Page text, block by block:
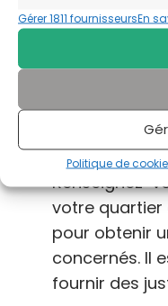
Gérer 1811 fournisseursEn
Politique de
plusieurs solutions
accéder à des
Les
Certaines
proposent
personnes
Renseignez-
votre quartier
pour obtenir
concernés. Il
fournir des